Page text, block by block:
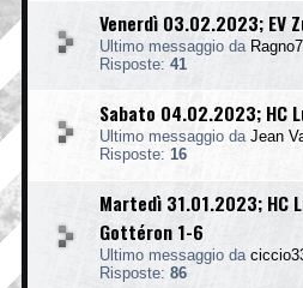
Venerdì 03.02.2023; EV
Ultimo messaggio da
Risposte: 41
Sabato 04.02.2023; HC
Ultimo messaggio da Jean
Risposte: 16
Martedì 31.01.2023; HC
Gottéron 1-6
Ultimo messaggio da
Risposte: 86